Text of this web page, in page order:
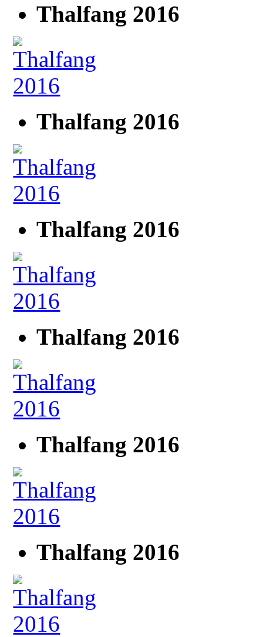
Thalfang 2016
Thalfang 2016
Thalfang 2016
Thalfang 2016
Thalfang 2016
Thalfang 2016